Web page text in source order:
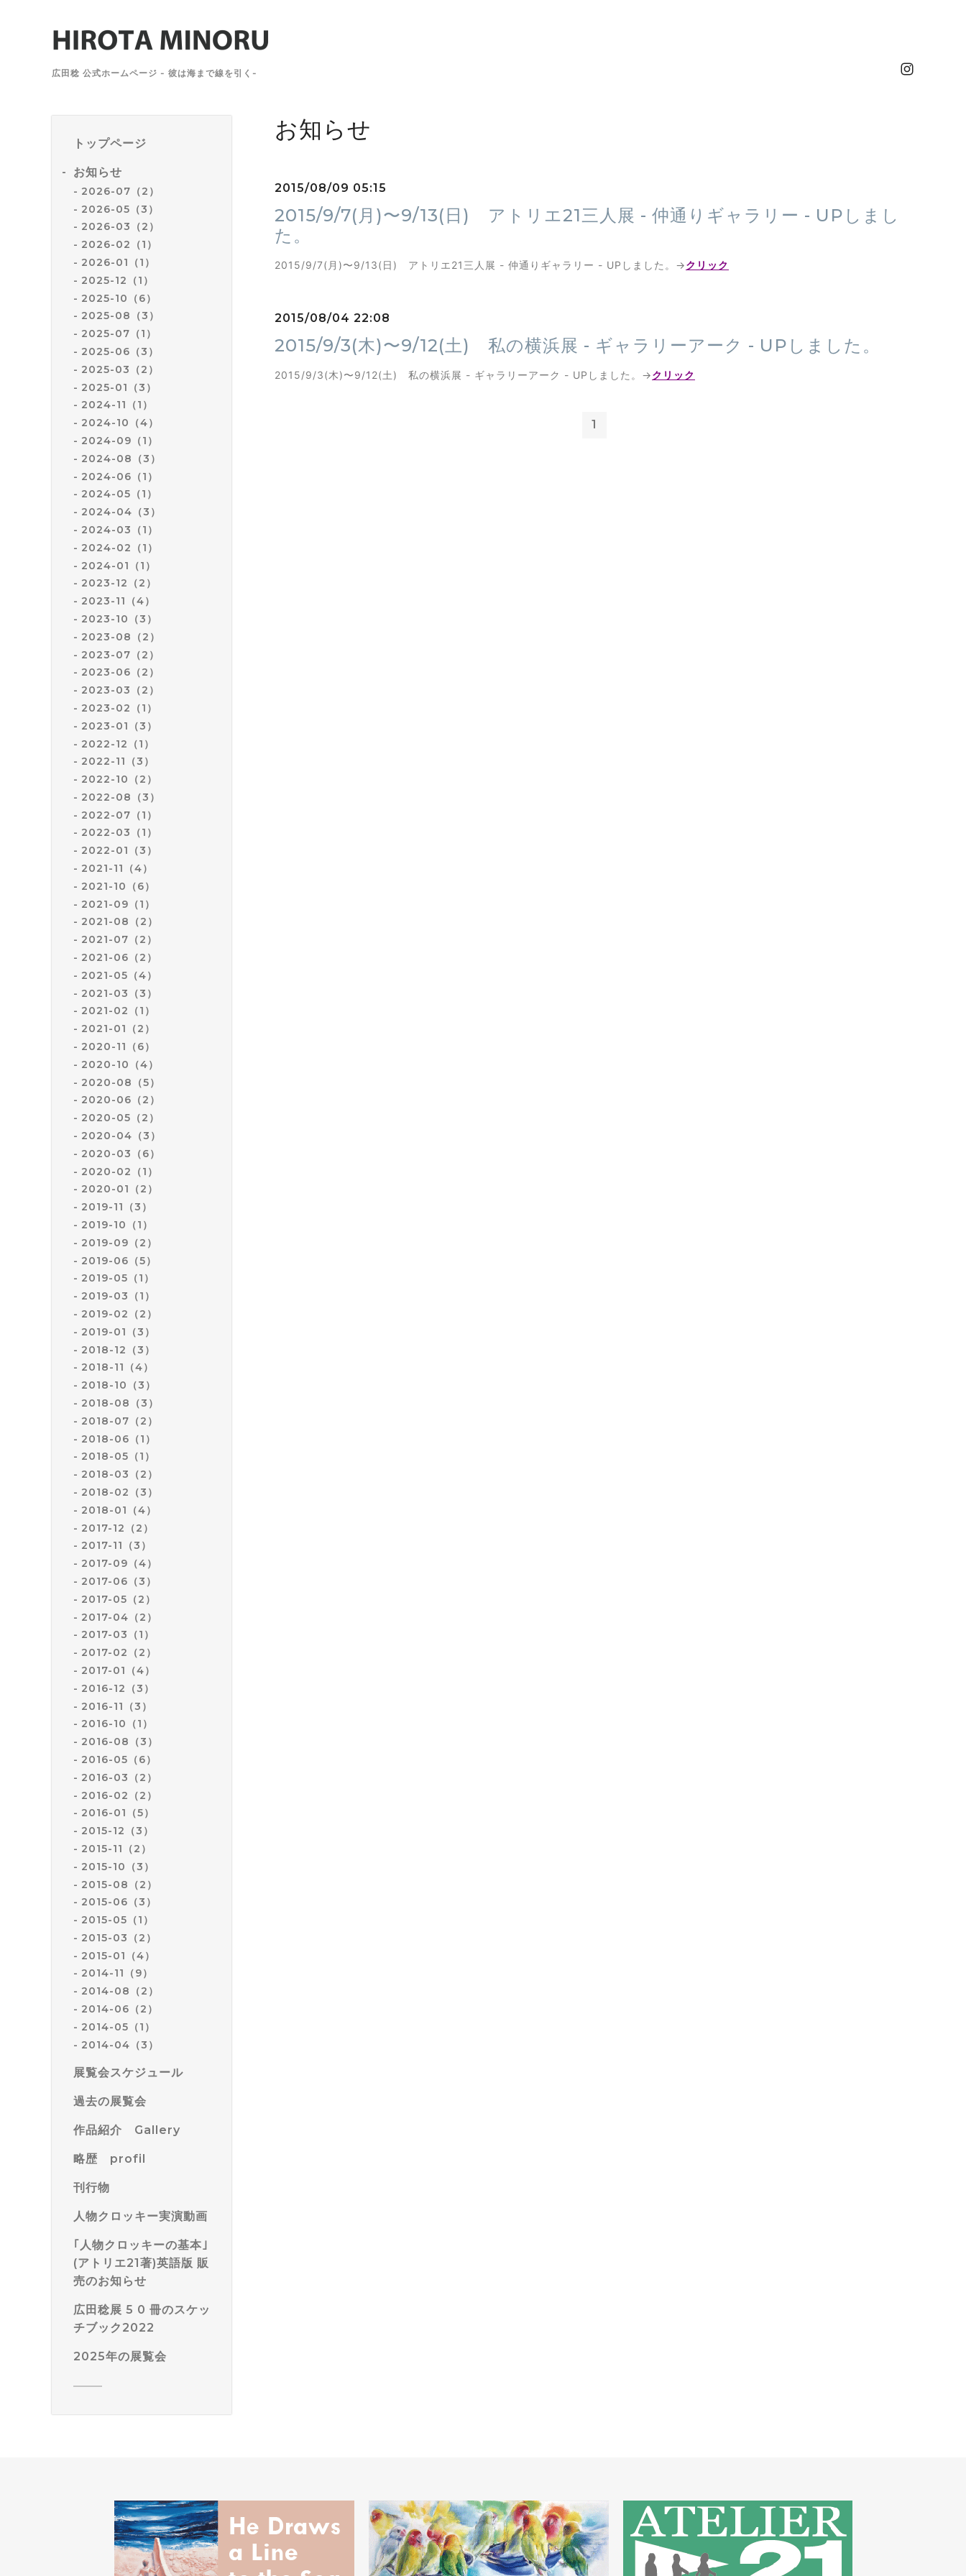
広田稔 公式ホームページ - 彼は海まで線を引く-
トップページ
お知らせ
2026-07（2）
2026-05（3）
2026-03（2）
2026-02（1）
2026-01（1）
2025-12（1）
2025-10（6）
2025-08（3）
2025-07（1）
2025-06（3）
2025-03（2）
2025-01（3）
2024-11（1）
2024-10（4）
2024-09（1）
2024-08（3）
2024-06（1）
2024-05（1）
2024-04（3）
2024-03（1）
2024-02（1）
2024-01（1）
2023-12（2）
2023-11（4）
2023-10（3）
2023-08（2）
2023-07（2）
2023-06（2）
2023-03（2）
2023-02（1）
2023-01（3）
2022-12（1）
2022-11（3）
2022-10（2）
2022-08（3）
2022-07（1）
2022-03（1）
2022-01（3）
2021-11（4）
2021-10（6）
2021-09（1）
2021-08（2）
2021-07（2）
2021-06（2）
2021-05（4）
2021-03（3）
2021-02（1）
2021-01（2）
2020-11（6）
2020-10（4）
2020-08（5）
2020-06（2）
2020-05（2）
2020-04（3）
2020-03（6）
2020-02（1）
2020-01（2）
2019-11（3）
2019-10（1）
2019-09（2）
2019-06（5）
2019-05（1）
2019-03（1）
2019-02（2）
2019-01（3）
2018-12（3）
2018-11（4）
2018-10（3）
2018-08（3）
2018-07（2）
2018-06（1）
2018-05（1）
2018-03（2）
2018-02（3）
2018-01（4）
2017-12（2）
2017-11（3）
2017-09（4）
2017-06（3）
2017-05（2）
2017-04（2）
2017-03（1）
2017-02（2）
2017-01（4）
2016-12（3）
2016-11（3）
2016-10（1）
2016-08（3）
2016-05（6）
2016-03（2）
2016-02（2）
2016-01（5）
2015-12（3）
2015-11（2）
2015-10（3）
2015-08（2）
2015-06（3）
2015-05（1）
2015-03（2）
2015-01（4）
2014-11（9）
2014-08（2）
2014-06（2）
2014-05（1）
2014-04（3）
展覧会スケジュール
過去の展覧会
作品紹介 Gallery
略歴 profil
刊行物
人物クロッキー実演動画
｢人物クロッキーの基本｣
(アトリエ21著)英語版 販
売のお知らせ
広田稔展 5 0 冊のスケッ
チブック2022
2025年の展覧会
お知らせ
2015/08/09 05:15
2015/9/7(月)〜9/13(日) アトリエ21三人展 - 仲通りギャラリー - UPしまし
た。
2015/9/7(月)〜9/13(日) アトリエ21三人展 - 仲通りギャラリー - UPしました。→クリック
2015/08/04 22:08
2015/9/3(木)〜9/12(土) 私の横浜展 - ギャラリーアーク - UPしました。
2015/9/3(木)〜9/12(土) 私の横浜展 - ギャラリーアーク - UPしました。→クリック
1